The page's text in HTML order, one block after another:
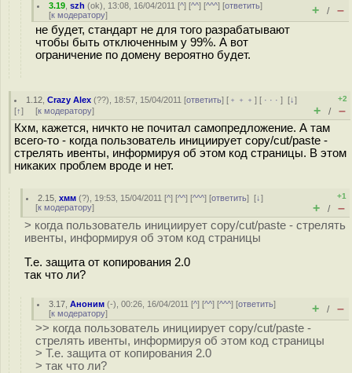
3.19 ,szh (ok), 13:08, 16/04/2011 [^] [^^] [^^^] [ответить]
[к модератору] + / –
не будет, стандарт не для того разрабатывают
чтобы быть отключенным у 99%. А вот
ограничение по домену вероятно будет.
1.12 ,Crazy Alex (??), 18:57, 15/04/2011 [ответить] [ ﹢﹢﹢] [ · · ·][↓]
[↑] [к модератору]
+2
+ / –
Кхм, кажется, ничкто не почитал самопредложение. А там
всего-то - когда пользователь инициирует copy/cut/paste -
стрелять ивенты, информируя об этом код страницы. В этом
никаких проблем вроде и нет.
2.15 ,хмм (?), 19:53, 15/04/2011 [^] [^^] [^^^] [ответить][↓]
[к модератору]
+1
+ / –
> когда пользователь инициирует copy/cut/paste - стрелять
ивенты, информируя об этом код страницы
Т.е. защита от копирования 2.0
так что ли?
3.17 ,Аноним (-), 00:26, 16/04/2011 [^] [^^] [^^^] [ответить]
[к модератору] + / –
>> когда пользователь инициирует copy/cut/paste -
стрелять ивенты, информируя об этом код страницы
> Т.е. защита от копирования 2.0
> так что ли?